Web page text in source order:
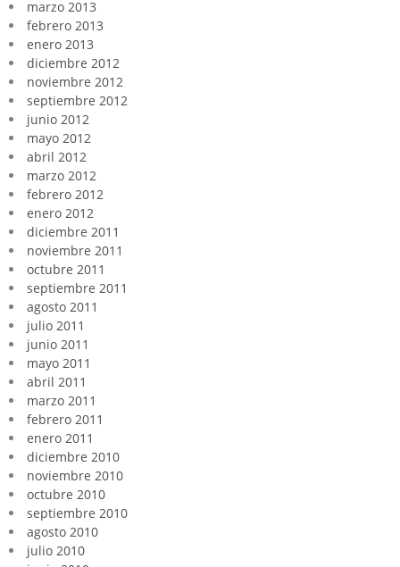
marzo 2013
febrero 2013
enero 2013
diciembre 2012
noviembre 2012
septiembre 2012
junio 2012
mayo 2012
abril 2012
marzo 2012
febrero 2012
enero 2012
diciembre 2011
noviembre 2011
octubre 2011
septiembre 2011
agosto 2011
julio 2011
junio 2011
mayo 2011
abril 2011
marzo 2011
febrero 2011
enero 2011
diciembre 2010
noviembre 2010
octubre 2010
septiembre 2010
agosto 2010
julio 2010